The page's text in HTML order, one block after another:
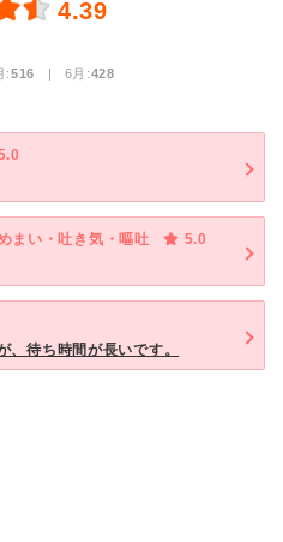
4.39
:516 | 6月:428
まい・吐き気・嘔吐
5.0
、待ち時間が長いです。